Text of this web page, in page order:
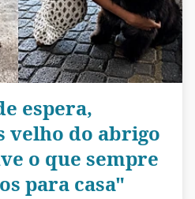
espera,
velho do abrigo
o que sempre
para casa"